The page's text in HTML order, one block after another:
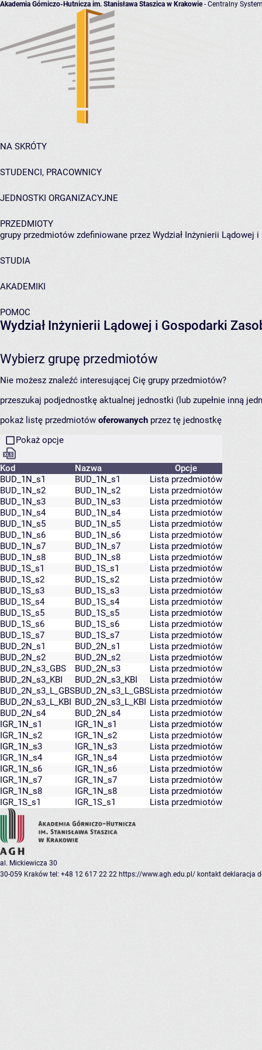
Akademia Górniczo-Hutnicza im. Stanisława Staszica w Krakowie- Centralny
NA SKRÓTY
STUDENCI, PRACOWNICY
JEDNOSTKI ORGANIZACYJNE
PRZEDMIOTY
grupy przedmiotów zdefiniowane przez Wydział Inżynierii Lądowej
STUDIA
AKADEMIKI
POMOC
Wydział Inżynierii Lądowej i Gospodarki
Wybierz grupę przedmiotów
Nie możesz znaleźć interesującej Cię grupy przedmiotów?
przeszukaj podjednostkę aktualnej jednostki (lub zupełnie inną
pokaż listę przedmiotów oferowanych przez tę jednostkę
Pokaż opcje
Kod Nazwa
Opcje
BUD_1N_s1
BUD_1N_s1
Lista przedmiotów
BUD_1N_s2
BUD_1N_s2
Lista przedmiotów
BUD_1N_s3
BUD_1N_s3
Lista przedmiotów
BUD_1N_s4
BUD_1N_s4
Lista przedmiotów
BUD_1N_s5
BUD_1N_s5
Lista przedmiotów
BUD_1N_s6
BUD_1N_s6
Lista przedmiotów
BUD_1N_s7
BUD_1N_s7
Lista przedmiotów
BUD_1N_s8
BUD_1N_s8
Lista przedmiotów
BUD_1S_s1
BUD_1S_s1
Lista przedmiotów
BUD_1S_s2
BUD_1S_s2
Lista przedmiotów
BUD_1S_s3
BUD_1S_s3
Lista przedmiotów
BUD_1S_s4
BUD_1S_s4
Lista przedmiotów
BUD_1S_s5
BUD_1S_s5
Lista przedmiotów
BUD_1S_s6
BUD_1S_s6
Lista przedmiotów
BUD_1S_s7
BUD_1S_s7
Lista przedmiotów
BUD_2N_s1
BUD_2N_s1
Lista przedmiotów
BUD_2N_s2
BUD_2N_s2
Lista przedmiotów
BUD_2N_s3_GBS
BUD_2N_s3
Lista przedmiotów
BUD_2N_s3_KBI
BUD_2N_s3_KBI
Lista przedmiotów
BUD_2N_s3_L_GBSBUD_2N_s3_L_GBSLista przedmiotów
BUD_2N_s3_L_KBI BUD_2N_s3_L_KBI Lista przedmiotów
BUD_2N_s4
BUD_2N_s4
Lista przedmiotów
IGR_1N_s1
IGR_1N_s1
Lista przedmiotów
IGR_1N_s2
IGR_1N_s2
Lista przedmiotów
IGR_1N_s3
IGR_1N_s3
Lista przedmiotów
IGR_1N_s4
IGR_1N_s4
Lista przedmiotów
IGR_1N_s6
IGR_1N_s6
Lista przedmiotów
IGR_1N_s7
IGR_1N_s7
Lista przedmiotów
IGR_1N_s8
IGR_1N_s8
Lista przedmiotów
IGR_1S_s1
IGR_1S_s1 Lista przedmiotów
al. Mickiewicza 30
30-059 Kraków tel: +48 12 617 22 22 https://www.agh.edu.pl/ kontakt deklaracja